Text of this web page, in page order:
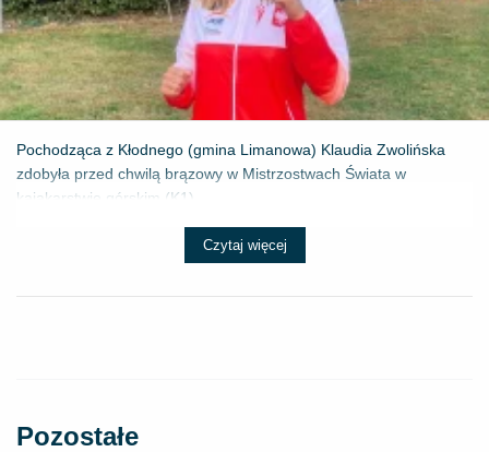
Pochodząca z Kłodnego (gmina Limanowa) Klaudia Zwolińska
zdobyła przed chwilą brązowy w Mistrzostwach Świata w
kajakarstwie górskim (K1) ...
Czytaj więcej
Pozostałe